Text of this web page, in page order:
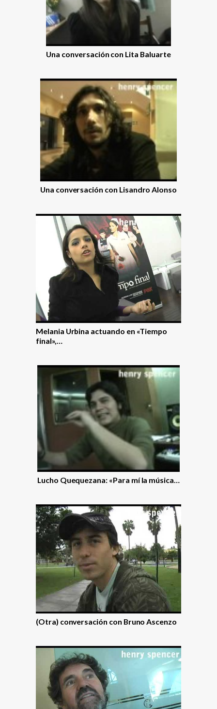
Una conversación con Lita Baluarte
Una conversación con Lisandro Alonso
Melania Urbina actuando en «Tiempo
final»,…
Lucho Quequezana: «Para mí­ la música…
(Otra) conversación con Bruno Ascenzo